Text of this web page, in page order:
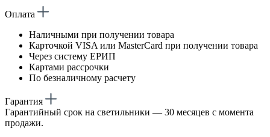
Оплата
Наличными при получении товара
Карточкой VISA или MasterCard при получении товара
Через систему ЕРИП
Картами рассрочки
По безналичному расчету
Гарантия
Гарантийный срок на светильники — 30 месяцев с момента
продажи.